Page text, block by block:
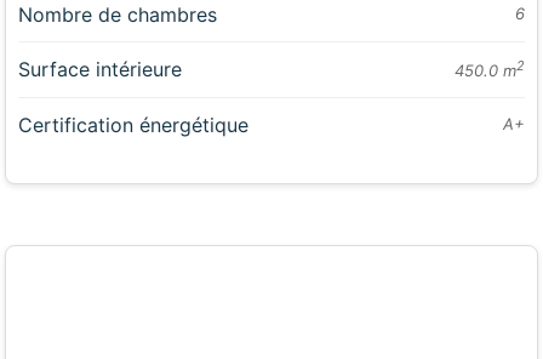
Nombre de chambres 6
Surface intérieure 450.0 m2
Certification énergétique A+